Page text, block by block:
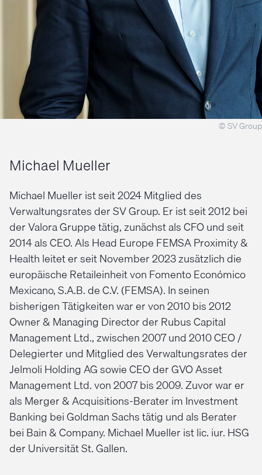
Michael Mueller
Michael Mueller ist seit 2024 Mitglied des
Verwaltungsrates der SV Group. Er ist seit 2012 bei
der Valora Gruppe tätig, zunächst als CFO und seit
2014 als CEO. Als Head Europe FEMSA Proximity &
Health leitet er seit November 2023 zusätzlich die
europäische Retaileinheit von Fomento Económico
Mexicano, S.A.B. de C.V. (FEMSA). In seinen
bisherigen Tätigkeiten war er von 2010 bis 2012
Owner & Managing Director der Rubus Capital
Management Ltd., zwischen 2007 und 2010 CEO /
Delegierter und Mitglied des Verwaltungsrates der
Jelmoli Holding AG sowie CEO der GVO Asset
Management Ltd. von 2007 bis 2009. Zuvor war er
als Merger & Acquisitions-Berater im Investment
Banking bei Goldman Sachs tätig und als Berater
bei Bain & Company. Michael Mueller ist lic. iur. HSG
der Universität St. Gallen.
© SV Group